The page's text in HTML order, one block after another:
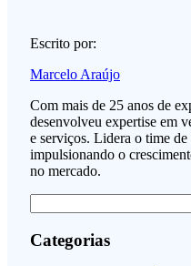
Escrito por:
Marcelo Araújo
Com mais de 25 anos de
desenvolveu expertise em
e serviços. Lidera o time
impulsionando o
no mercado.
por:
Categorias